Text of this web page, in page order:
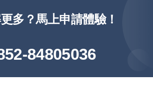
多？馬上申請體驗！
84805036